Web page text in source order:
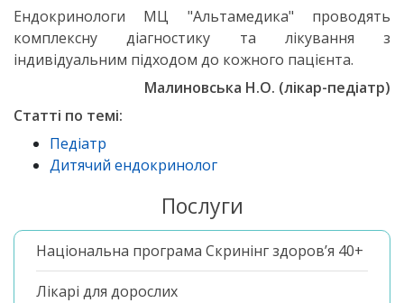
Ендокринологи МЦ "Альтамедика" проводять
комплексну діагностику та лікування з
індивідуальним підходом до кожного пацієнта.
Малиновська Н.О. (лікар-педіатр)
Статті по темі:
Педіатр
Дитячий ендокринолог
Послуги
Національна програма Скринінг здоров’я 40+
Лікарі для дорослих